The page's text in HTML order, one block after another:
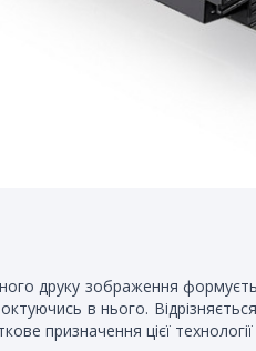
друку зображення
в нього.
призначення цієї